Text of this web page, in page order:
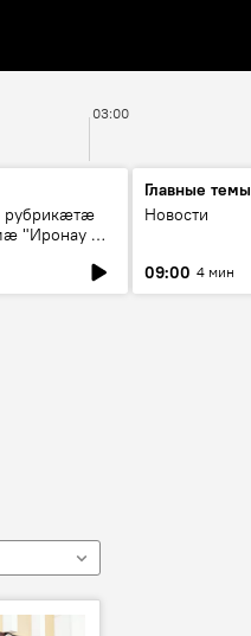
03:00
"Иронау æй
Главные темы
Новости
09:00 4 мин